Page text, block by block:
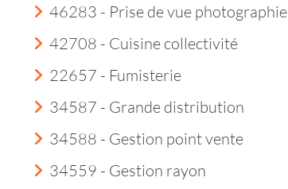
46283 - Prise de vue photographie
42708 - Cuisine collectivité
22657 - Fumisterie
34587 - Grande distribution
34588 - Gestion point vente
34559 - Gestion rayon